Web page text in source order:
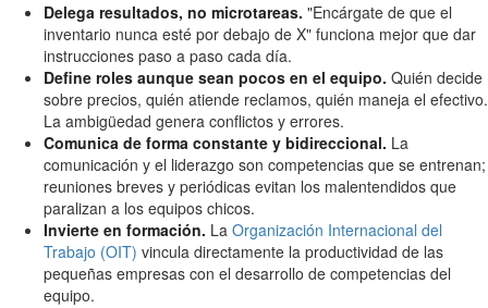
Delega resultados, no microtareas. "Encárgate de que el
inventario nunca esté por debajo de X" funciona mejor que dar
instrucciones paso a paso cada día.
Define roles aunque sean pocos en el equipo. Quién decide
sobre precios, quién atiende reclamos, quién maneja el efectivo.
La ambigüedad genera conflictos y errores.
Comunica de forma constante y bidireccional. La
comunicación y el liderazgo son competencias que se entrenan;
reuniones breves y periódicas evitan los malentendidos que
paralizan a los equipos chicos.
Invierte en formación. La Organización Internacional del
Trabajo (OIT) vincula directamente la productividad de las
pequeñas empresas con el desarrollo de competencias del
equipo.